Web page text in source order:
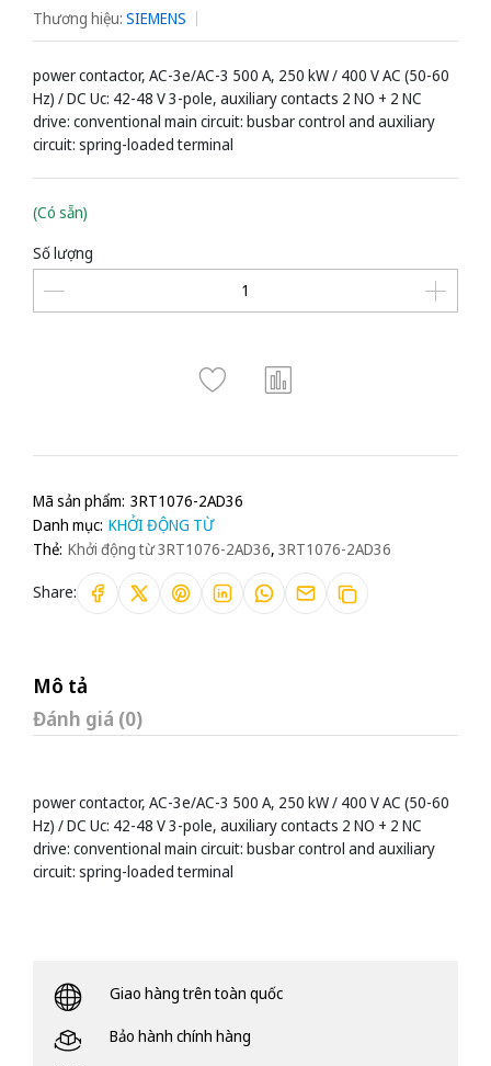
Thương hiệu: SIEMENS
power contactor, AC-3e/AC-3 500 A, 250 kW / 400 V AC (50-60
Hz) / DC Uc: 42-48 V 3-pole, auxiliary contacts 2 NO + 2 NC
drive: conventional main circuit: busbar control and auxiliary
circuit: spring-loaded terminal
(Có sẵn)
Số lượng
Mã sản phẩm: 3RT1076-2AD36
Danh mục: KHỞI ĐỘNG TỪ
Thẻ: Khởi động từ 3RT1076-2AD36, 3RT1076-2AD36
Share:
Mô tả
Đánh giá (0)
power contactor, AC-3e/AC-3 500 A, 250 kW / 400 V AC (50-60
Hz) / DC Uc: 42-48 V 3-pole, auxiliary contacts 2 NO + 2 NC
drive: conventional main circuit: busbar control and auxiliary
circuit: spring-loaded terminal
Giao hàng trên toàn quốc
Bảo hành chính hàng